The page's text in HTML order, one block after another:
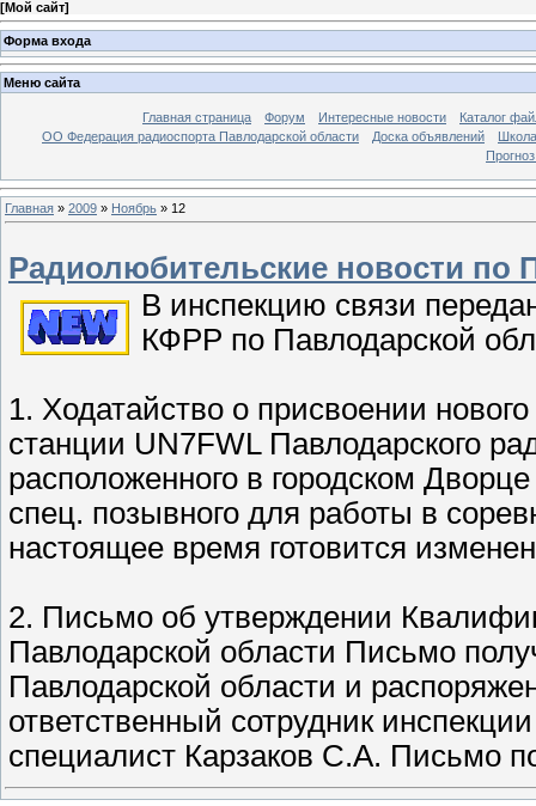
[Мой сайт]
Форма входа
Меню сайта
Главная страница Форум Интересные новости
Каталог
ОО Федерация радиоспорта Павлодарской области
Доска объявлений
Главная » 2009 » Ноябрь » 12
Радиолюбительские новости по
В инспекцию связи
КФРР по Павлодарской
1. Ходатайство о присвоении
станции UN7FWL Павлодарского
расположенного в городском
спец. позывного для работы в
настоящее время готовится
2. Письмо об утверждении
Павлодарской области Письмо
Павлодарской области и
ответственный сотрудник
специалист Карзаков С.А. Письмо